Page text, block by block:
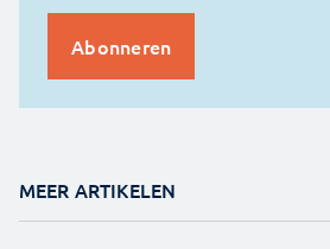
MEER ARTIKELEN